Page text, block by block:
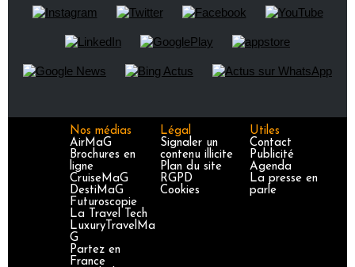
Nos médias
AirMaG
Brochures en
ligne
CruiseMaG
DestiMaG
Futuroscopie
La Travel Tech
LuxuryTravelMa
G
Partez en
France
Légal
Signaler un
contenu illicite
Plan du site
RGPD
Cookies
Utiles
Contact
Publicité
Agenda
La presse en
parle